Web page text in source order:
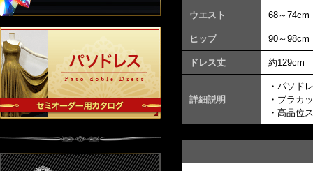
ウエスト 68～74cm
ヒップ 90～98cm
ドレス丈 約129cm
詳細説明
・パソド
・ブラカ
・高品位